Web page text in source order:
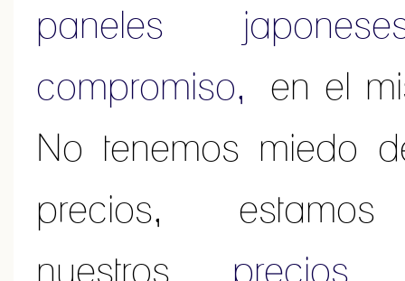
paneles
compromiso, en el
No tenemos miedo
precios,
nuestros precios